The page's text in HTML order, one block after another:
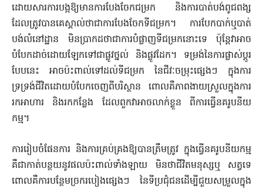
ដោយសារការបង្កឱ្យមានការបែងចែកជម្រក និងការបាត់បង់ពូជពង្ស​
ដែល​ត្រូវបានគេស្គាល់ថាជាការបែងចែកទីជម្រក។ ការបែកបាក់ឬបាត់​
បង់លំនៅដ្ឋាន មិនប្រាកដថាជាការបំផ្លាញទីជម្រកនោះទេ ប៉ុន្តែវាអាច​
បំបែកដាច់ដោយឡែកទៅជាផ្លូវថ្នល់ និងផ្លូវដែក។ ទម្រង់នៃការផ្លាស់​ប្តូរ
បែបនេះ អាចប៉ះពាល់ទៅដល់ទីជម្រក នៃជីវៈចម្រុះផ្សេងៗ ក្នុងការ​
ទ្រទ្រង់ជីវិតដោយបំបែកចេញពីបរិស្ថាន ពោលគឺភាពងាយស្រួលក្នុង​ការ​
រកអាហារ និងរកកន្លែង ដែលពួកវាអាចលាក់ខ្លួន ពីការធ្វើនគរូប​នីយ​
កម្ម។
ការរៀបចំផែនការ និងការគ្រប់គ្រងឱ្យបានត្រឹមត្រូវ ក្នុងធ្វើ​នគរូបនីយកម្ម
គឺជាកាត់បន្ថយនូវផលប៉ះពាល់ទាំងឡាយ មិនថាជីវិត​មនុស្សឬ សត្វទេ
ពោលគឺការបន្ថែមច្រករបៀងផ្សេងៗ នៃទីប្រជុំជន​ដើម្បីជួយសម្រួលក្នុង